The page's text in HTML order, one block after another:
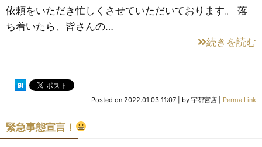
依頼をいただき忙しくさせていただいております。 落
ち着いたら、皆さんの…
続きを読む
Posted on 2022.01.03 11:07 by 宇都宮店 Perma Link
緊急事態宣言！